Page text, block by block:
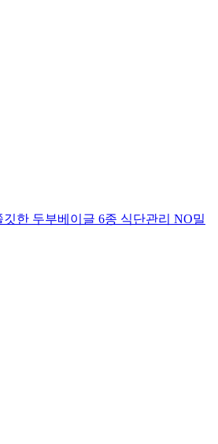
한 두부베이글 6종 식단관리 NO밀